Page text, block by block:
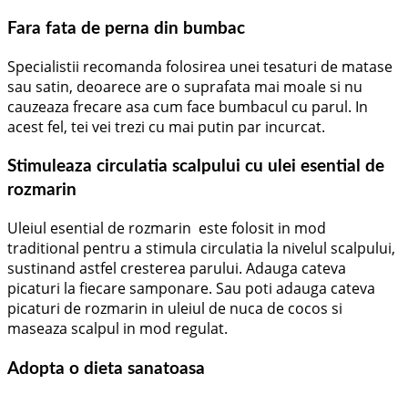
Fara fata de perna din bumbac
Specialistii recomanda folosirea unei tesaturi de matase
sau satin, deoarece are o suprafata mai moale si nu
cauzeaza frecare asa cum face bumbacul cu parul. In
acest fel, tei vei trezi cu mai putin par incurcat.
Stimuleaza circulatia scalpului cu ulei esential de
rozmarin
Uleiul esential de rozmarin este folosit in mod
traditional pentru a stimula circulatia la nivelul scalpului,
sustinand astfel cresterea parului. Adauga cateva
picaturi la fiecare samponare. Sau poti adauga cateva
picaturi de rozmarin in uleiul de nuca de cocos si
maseaza scalpul in mod regulat.
Adopta o dieta sanatoasa